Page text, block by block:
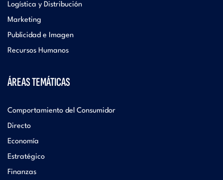
Logística y Distribución
Marketing
Publicidad e Imagen
Recursos Humanos
ÁREAS TEMÁTICAS
Comportamiento del Consumidor
Directo
Economía
Estratégico
Finanzas